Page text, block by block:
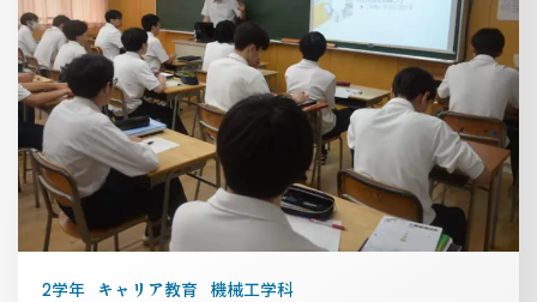
2学年 キャリア教育 機械工学科